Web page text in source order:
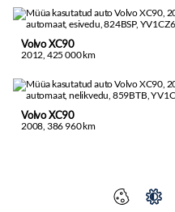
Volvo XC90
2012, 425 000 km
Volvo XC90
2008, 386 960 km